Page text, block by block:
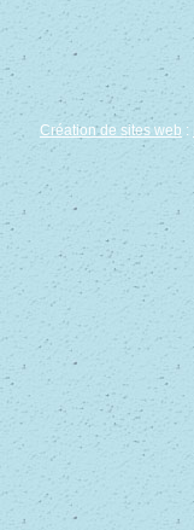
Création de sites web :